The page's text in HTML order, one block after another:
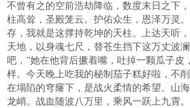
不曾有之的空前浩劫降临，数度末日之下
柱高耸，圣殿笼云。护佑众生，恩泽万灵
存，我就是这撑持乾坤的天柱。上达天听
天地，以身魂七尺，替苍生挡下这万丈波
吧，”她在他背后撅着嘴，吐掉一颗瓜子皮
样。今天晚上吃我的秘制茄子糕好啦，不
在塌陷的穹窿下，是战火柔情的希望。山
龙峭。战血随波八万里，乘风一跃上九霄